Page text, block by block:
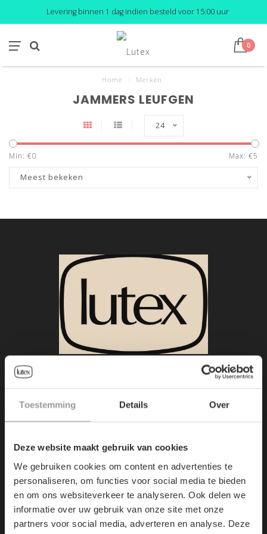
Toestemming Details Over
Deze website maakt gebruik van cookies
We gebruiken cookies om content en advertenties te
personaliseren, om functies voor social media te bieden
en om ons websiteverkeer te analyseren. Ook delen we
informatie over uw gebruik van onze site met onze
partners voor social media, adverteren en analyse. Deze
Levering binnen 1 dag indien besteld voor 15:00 uur
0
Home Merken
JAMMERS LEUFGEN
24
Min: €0 Max: €5
Meest bekeken
Demerstraat 7
info@lutex.be